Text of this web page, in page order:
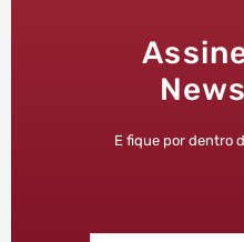
E fique por dentro